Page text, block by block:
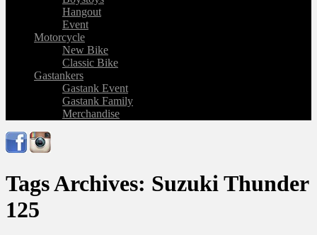
Hangout
Event
Motorcycle
New Bike
Classic Bike
Gastankers
Gastank Event
Gastank Family
Merchandise
Tags Archives: Suzuki Thunder
125